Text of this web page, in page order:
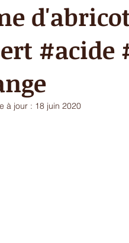
La douceur de l'hiver
à jour : 18 juin 2020